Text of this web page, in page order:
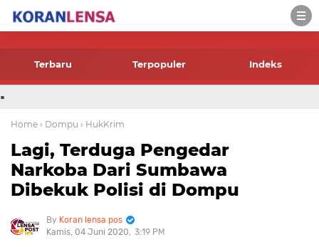
-->
Terbaru Terpopuler Indeks
.
Home › Dompu › HukKrim
Lagi, Terduga Pengedar
Narkoba Dari Sumbawa
Dibekuk Polisi di Dompu
Koran lensa pos
Kamis, 04 Juni 2020
3:19 PM